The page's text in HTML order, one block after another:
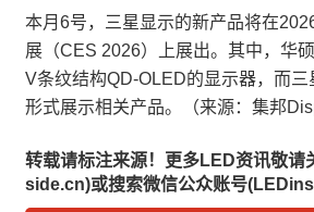
本月6号，三星显示的新产品将在
展（CES 2026）上展出。其中，华
V条纹结构QD-OLED的显示器，而三
形式展示相关产品。（来源：集邦
转载请标注来源！更多LED资讯敬请
side.cn)或搜索微信公众账号